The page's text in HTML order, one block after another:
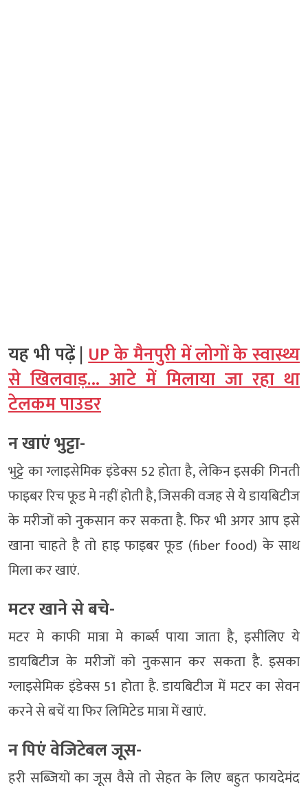
यह भी पढ़ें |UP के मैनपुरी में लोगों के स्वास्थ्य
से खिलवाड़… आटे में मिलाया जा रहा था
टेलकम पाउडर
न खाएं भुट्टा-
भुट्टे का ग्लाइसेमिक इंडेक्स 52 होता है, लेकिन इसकी गिनती
फाइबर रिच फूड मे नहीं होती है, जिसकी वजह से ये डायबिटीज
के मरीजों को नुकसान कर सकता है. फिर भी अगर आप इसे
खाना चाहते है तो हाइ फाइबर फूड (fiber food) के साथ
मिला कर खाएं.
मटर खाने से बचे-
मटर मे काफी मात्रा मे कार्ब्स पाया जाता है, इसीलिए ये
डायबिटीज के मरीजों को नुकसान कर सकता है. इसका
ग्लाइसेमिक इंडेक्स 51 होता है. डायबिटीज में मटर का सेवन
करने से बचें या फिर लिमिटेड मात्रा में खाएं.
न पिएं वेजिटेबल जूस-
हरी सब्जियों का जूस वैसे तो सेहत के लिए बहुत फायदेमंद